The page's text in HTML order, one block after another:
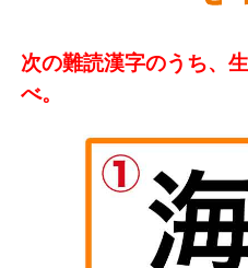
次の難読漢字のうち、
べ。